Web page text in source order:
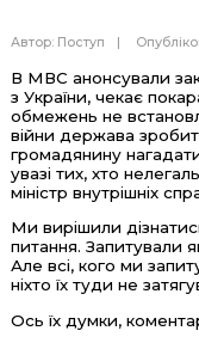
Автор: Поступ
В МВС анонсували
з України, чекає
обмежень не
війни держава
громадянину
увазі тих, хто
міністр внутрішніх
Ми вирішили
питання. Запитували
Але всі, кого ми
ніхто їх туди не
Ось їх думки,